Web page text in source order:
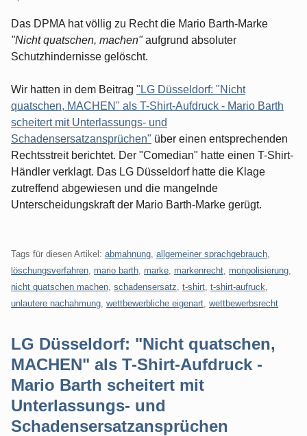
Das DPMA hat völlig zu Recht die Mario Barth-Marke
"Nicht quatschen, machen"aufgrund absoluter
Schutzhindernisse gelöscht.
Wir hatten in dem Beitrag "LG Düsseldorf: "Nicht
quatschen, MACHEN" als T-Shirt-Aufdruck - Mario Barth
scheitert mit Unterlassungs- und
Schadensersatzansprüchen" über einen entsprechenden
Rechtsstreit berichtet. Der "Comedian" hatte einen T-Shirt-
Händler verklagt. Das LG Düsseldorf hatte die Klage
zutreffend abgewiesen und die mangelnde
Unterscheidungskraft der Mario Barth-Marke gerügt.
Tags für diesen Artikel: abmahnung allgemeiner sprachgebrauch
löschungsverfahren mario barth marke markenrecht monpolisierung
nicht quatschen machen schadensersatz t-shirt t-shirt-aufruck
unlautere nachahmung wettbewerbliche eigenart wettbewerbsrecht
LG Düsseldorf: "Nicht quatschen,
MACHEN" als T-Shirt-Aufdruck -
Mario Barth scheitert mit
Unterlassungs- und
Schadensersatzansprüchen